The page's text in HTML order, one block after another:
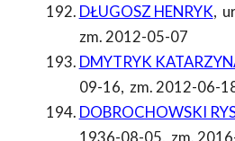
DŁUGOSZ HENRYK,
zm. 2012-05-07
DMYTRYK
09-16, zm. 2012-06-
DOBROCHOWSKI
1936-08-05, zm.